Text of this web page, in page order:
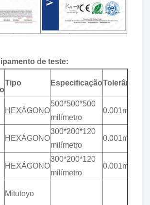
de teste:
Tipo EspecificaçãoTolerância
HEXÁGONO
500*500*500
milímetro
0.001mm
HEXÁGONO
300*200*120
milímetro
0.001mm
HEXÁGONO
300*200*120
milímetro
0.001mm
Mitutoyo